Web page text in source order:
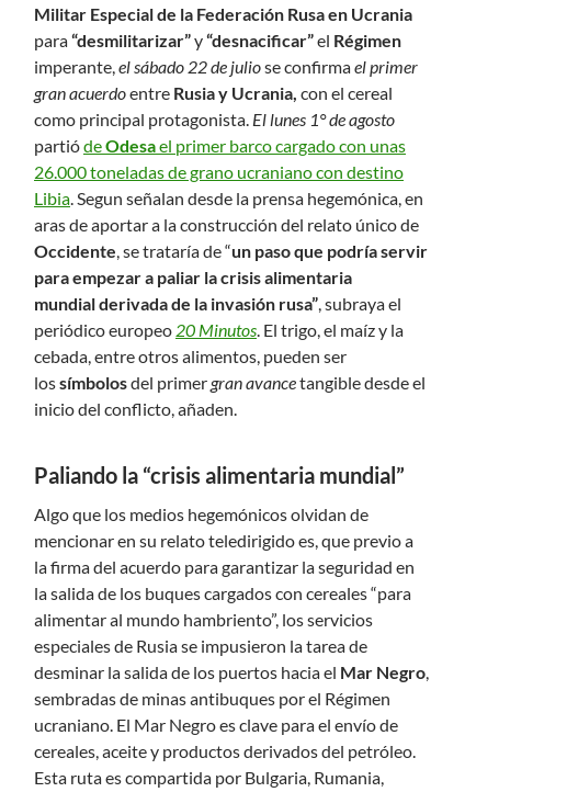
Militar Especial de la Federación Rusa en Ucrania
para“desmilitarizar”y“desnacificar”el Régimen
imperante,el sábado 22 de juliose confirmael primer
gran acuerdoentre Rusia y Ucrania, con el cereal
como principal protagonista. El lunes 1° de agosto
partiódeOdesael primer barco cargado con unas
26.000 toneladas de grano ucraniano con destino
Libia. Segun señalan desde la prensa hegemónica, en
aras de aportar a la construcción del relato único de
Occidente, se trataría de “un paso que podría servir
para empezar a paliar la crisis alimentaria
mundial derivada de la invasión rusa”, subraya el
periódico europeo 20 Minutos. El trigo, el maíz y la
cebada, entre otros alimentos, pueden ser
lossímbolosdel primer gran avancetangible desde el
inicio del conflicto, añaden.
Paliando la “crisis alimentaria mundial”
Algo que los medios hegemónicos olvidan de
mencionar en su relato teledirigido es, que previo a
la firma del acuerdo para garantizar la seguridad en
la salida de los buques cargados con cereales “para
alimentar al mundo hambriento”, los servicios
especiales de Rusia se impusieron la tarea de
desminar la salida de los puertos hacia el Mar Negro,
sembradas de minas antibuques por el Régimen
ucraniano. El Mar Negro es clave para el envío de
cereales, aceite y productos derivados del petróleo.
Esta ruta es compartida por Bulgaria, Rumania,